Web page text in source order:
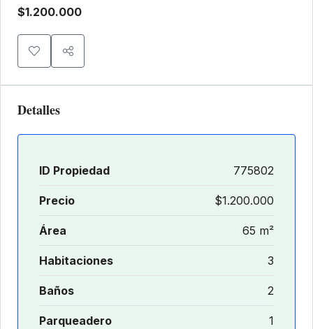
$1.200.000
Detalles
ID Propiedad 775802
Precio $1.200.000
Área 65 m²
Habitaciones 3
Baños 2
Parqueadero 1